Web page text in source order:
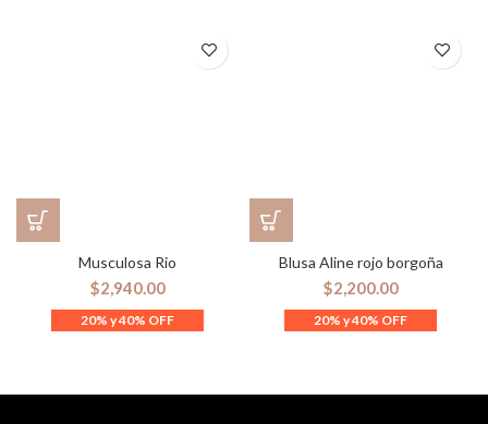
Musculosa Rio
$2,940.00
Blusa Aline rojo borgoña
$2,200.00